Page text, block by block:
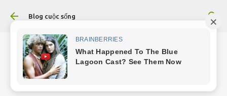
Chuyển đến nội dung chính
Blog cuộc sống